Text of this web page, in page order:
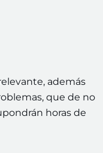
además
que de no
horas de